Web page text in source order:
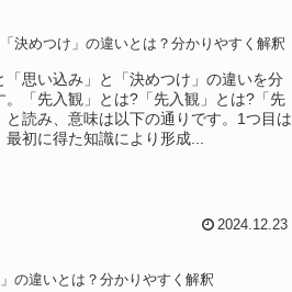
決めつけ」の違いとは？分かりやすく解釈
「思い込み」と「決めつけ」の違いを分
「先入観」とは?「先入観」とは?「先
と読み、意味は以下の通りです。1つ目は
初に得た知識により形成...
2024.12.23
の違いとは？分かりやすく解釈